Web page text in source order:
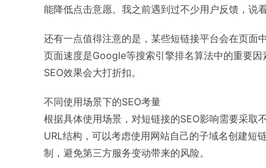
能降低点击意愿。我之前遇到过不少用户反馈，说
还有一点值得注意的是，某些短链接平台会在页面
页面速度是Google等搜索引擎排名算法中的重要
SEO效果会大打折扣。
不同使用场景下的SEO考量
根据具体使用场景，对短链接的SEO影响需要采取
URL结构，可以考虑使用网站自己的子域名创建短
制，避免第三方服务变动带来的风险。